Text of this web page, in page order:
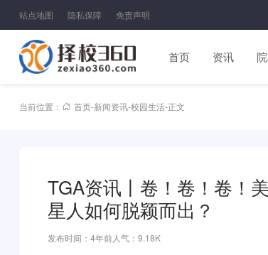
站点地图 隐私保障 免责声明
首页 资讯
当前位置： 首页-新闻资讯-校园生活-正文
TGA资讯丨卷！卷！卷！
星人如何脱颖而出？
发布时间：4年前人气：9.18K